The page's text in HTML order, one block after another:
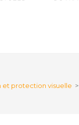
et protection visuelle >